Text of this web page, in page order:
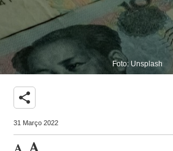
Foto: Unsplash
share
31 Março 2022